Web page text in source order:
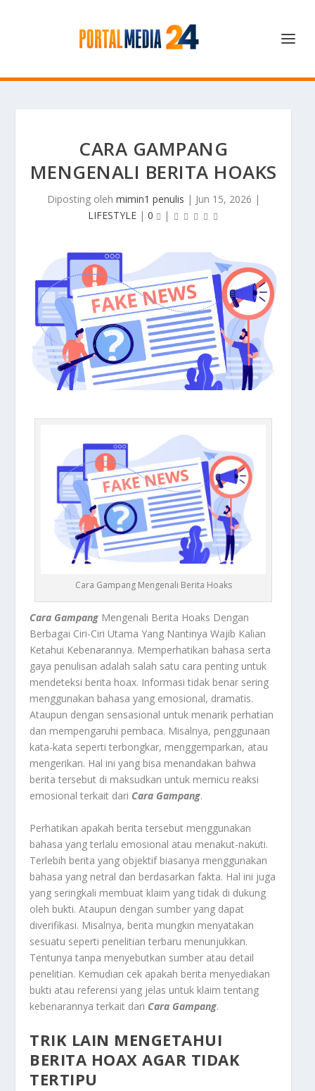
CARA GAMPANG
MENGENALI BERITA HOAKS
Diposting oleh mimin1 penulis | Jun 15, 2026 |
LIFESTYLE | 0 |
Cara Gampang Mengenali Berita Hoaks
Cara Gampang Mengenali Berita Hoaks Dengan
Berbagai Ciri-Ciri Utama Yang Nantinya Wajib Kalian
Ketahui Kebenarannya. Memperhatikan bahasa serta
gaya penulisan adalah salah satu cara penting untuk
mendeteksi berita hoax. Informasi tidak benar sering
menggunakan bahasa yang emosional, dramatis.
Ataupun dengan sensasional untuk menarik perhatian
dan mempengaruhi pembaca. Misalnya, penggunaan
kata-kata seperti terbongkar, menggemparkan, atau
mengerikan. Hal ini yang bisa menandakan bahwa
berita tersebut di maksudkan untuk memicu reaksi
emosional terkait dari Cara Gampang.
Perhatikan apakah berita tersebut menggunakan
bahasa yang terlalu emosional atau menakut-nakuti.
Terlebih berita yang objektif biasanya menggunakan
bahasa yang netral dan berdasarkan fakta. Hal ini juga
yang seringkali membuat klaim yang tidak di dukung
oleh bukti. Ataupun dengan sumber yang dapat
diverifikasi. Misalnya, berita mungkin menyatakan
sesuatu seperti penelitian terbaru menunjukkan.
Tentunya tanpa menyebutkan sumber atau detail
penelitian. Kemudian cek apakah berita menyediakan
bukti atau referensi yang jelas untuk klaim tentang
kebenarannya terkait dari Cara Gampang.
TRIK LAIN MENGETAHUI
BERITA HOAX AGAR TIDAK
TERTIPU